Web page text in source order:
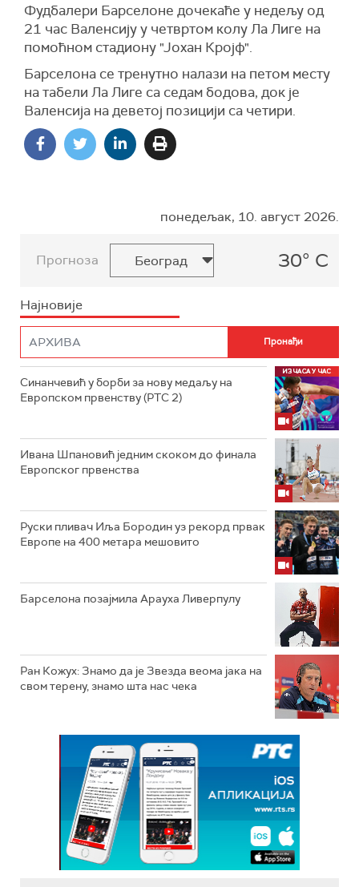
Фудбалери Барселоне дочекаће у недељу од
21 час Валенсију у четвртом колу Ла Лиге на
помоћном стадиону "Јохан Кројф".
Барселона се тренутно налази на петом месту
на табели Ла Лиге са седам бодова, док је
Валенсија на деветој позицији са четири.
понедељак, 10. август 2026.
Прогноза 30° C
Најновије
Синанчевић у борби за нову медаљу на
Европском првенству (РТС 2)
Ивана Шпановић једним скоком до финала
Европског првенства
Руски пливач Иља Бородин уз рекорд првак
Европе на 400 метара мешовито
Барселона позајмила Арауха Ливерпулу
Ран Кожух: Знамо да је Звезда веома јака на
свом терену, знамо шта нас чека